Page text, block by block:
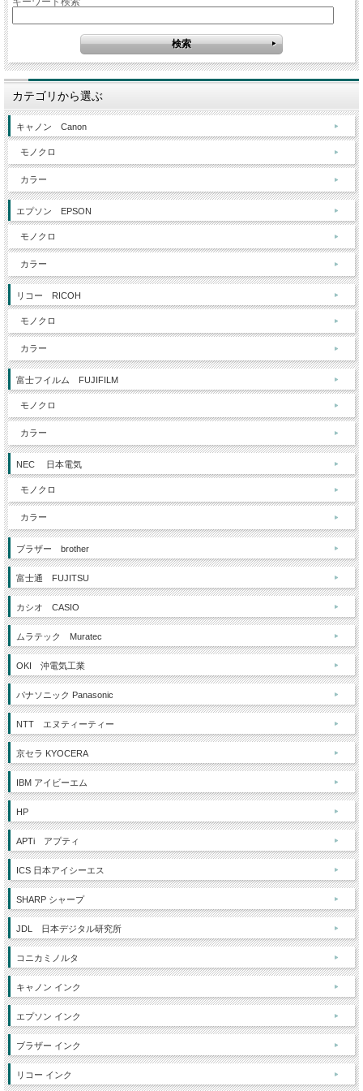
カテゴリから選ぶ
キャノン Canon
モノクロ
カラー
エプソン EPSON
モノクロ
カラー
リコー RICOH
モノクロ
カラー
富士フイルム FUJIFILM
モノクロ
カラー
NEC 日本電気
モノクロ
カラー
ブラザー brother
富士通 FUJITSU
カシオ CASIO
ムラテック Muratec
OKI 沖電気工業
パナソニック Panasonic
NTT エヌティーティー
京セラ KYOCERA
IBM アイビーエム
HP
APTi アプティ
ICS 日本アイシーエス
SHARP シャープ
JDL 日本デジタル研究所
コニカミノルタ
キャノン インク
エプソン インク
ブラザー インク
リコー インク